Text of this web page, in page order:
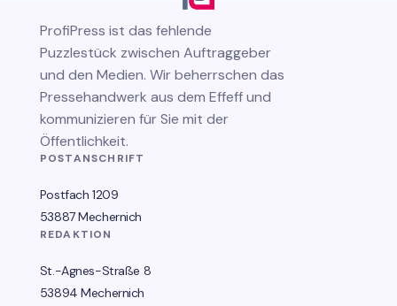
ProfiPress ist das fehlende
Puzzlestück zwischen Auftraggeber
und den Medien. Wir beherrschen das
Pressehandwerk aus dem Effeff und
kommunizieren für Sie mit der
Öffentlichkeit.
POSTANSCHRIFT
Postfach 1209
53887 Mechernich
REDAKTION
St.-Agnes-Straße 8
53894 Mechernich